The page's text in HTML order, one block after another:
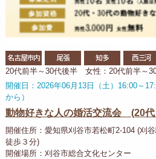
名古屋市内 尾張 知多 西三河
20代前半～30代後半 女性：20代前半～
開催日：2026年06月13日（土）16:00～
から）
動物好きな人の婚活交流会 (20代
開催住所：愛知県刈谷市若松町2-104 (刈
徒歩３分)
開催場所：刈谷市総合文化センター